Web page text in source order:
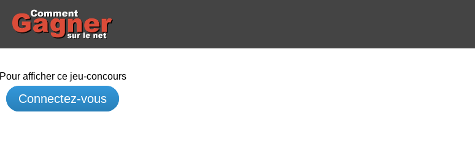
Pour afficher ce jeu-concours
Connectez-vous